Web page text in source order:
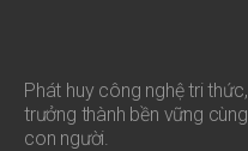
Phát huy công nghệ tri thức,
trưởng thành bền vững cùng
con người.